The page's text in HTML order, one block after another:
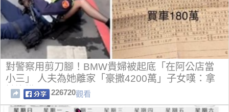
對警察用剪刀腳！BMW貴婦被起底「在阿公店當
小三」 人夫為她離家「豪撒4200萬」子女嘆：拿
她沒轍
226720觀看